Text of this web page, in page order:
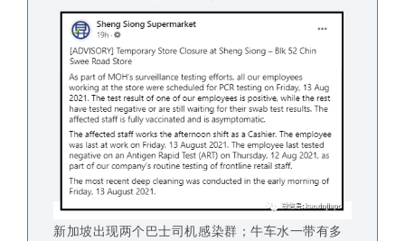
新加坡出现两个巴士司机感染群；牛车水一带有多